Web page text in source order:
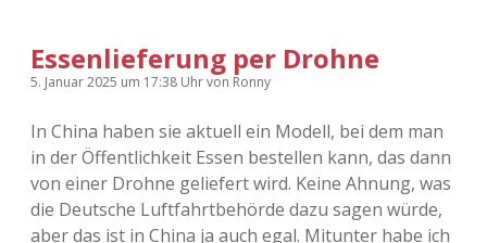
Kopfkinomusik
Nur mal so
Täglicher Sinnwahn
Menü
öffnen
Adventskalender 2010
Adventskalender 2011
Adventskalender 2012
instagramsoundcloud
Essenlieferung per Drohne
5. Januar 2025 um 17:38 Uhrvon Ronny
In China haben sie aktuell ein Modell, bei dem man
in der Öffentlichkeit Essen bestellen kann, das dann
von einer Drohne geliefert wird. Keine Ahnung, was
die Deutsche Luftfahrtbehörde dazu sagen würde,
aber das ist in China ja auch egal. Mitunter habe ich